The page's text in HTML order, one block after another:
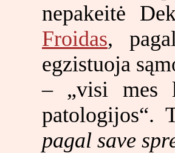
nepakeitė
Froidas,
egzistuoja
– „visi mes
pagal save